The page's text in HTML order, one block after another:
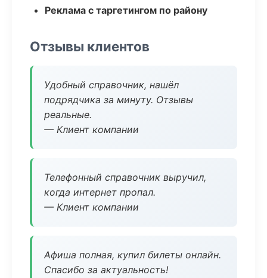
Реклама с таргетингом по району
Отзывы клиентов
Удобный справочник, нашёл
подрядчика за минуту. Отзывы
реальные.
— Клиент компании
Телефонный справочник выручил,
когда интернет пропал.
— Клиент компании
Афиша полная, купил билеты онлайн.
Спасибо за актуальность!